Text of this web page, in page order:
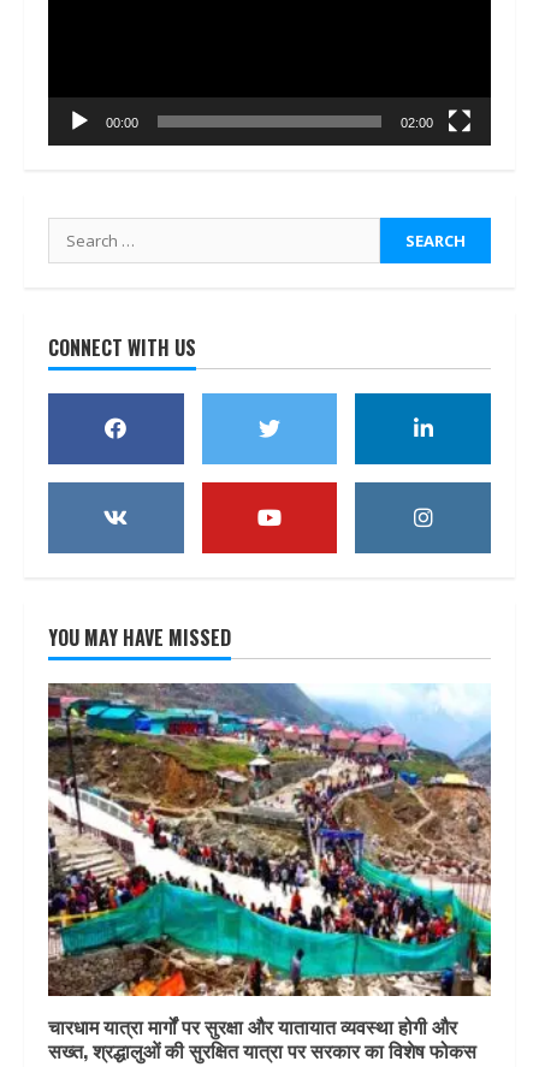
00:00 02:00
Search
for:
CONNECT WITH US
YOU MAY HAVE MISSED
चारधाम यात्रा मार्गों पर सुरक्षा और यातायात व्यवस्था होगी और
सख्त, श्रद्धालुओं की सुरक्षित यात्रा पर सरकार का विशेष फोकस